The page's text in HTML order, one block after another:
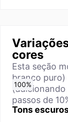
cores
Esta seção
branco puro)
passos de
Tons
0%
10%
20%
30%
40%
50%
60%
70%
80%
90%
100%